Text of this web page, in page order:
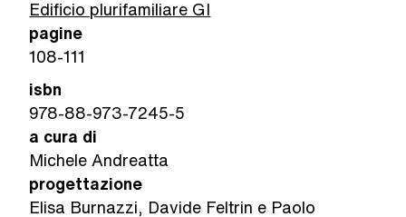
Edificio plurifamiliare GI
pagine
108-111
isbn
978-88-973-7245-5
a cura di
Michele Andreatta
progettazione
Elisa Burnazzi, Davide Feltrin e Paolo